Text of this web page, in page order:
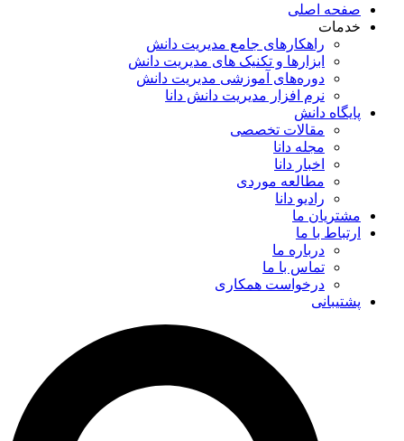
صفحه اصلی
خدمات
راهکارهای جامع مدیریت دانش
ابزارها و تکنیک‌ های مدیریت دانش
دوره‌های آموزشی مدیریت دانش
نرم افزار مدیریت دانش دانا
پایگاه دانش
مقالات تخصصی
مجله دانا
اخبار دانا
مطالعه موردی
رادیو دانا
مشتریان ما
ارتباط با ما
درباره ما
تماس با ما
درخواست همکاری
پشتیبانی